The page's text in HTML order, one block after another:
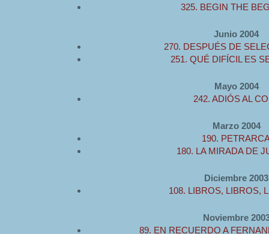
325. BEGIN THE
Junio 2004
270. DESPUÉS DE
251. QUÉ DIFÍCIL ES
Mayo 2004
242. ADIÓS AL
Marzo 2004
190.
180. LA MIRADA DE
Diciembre 2003
108. LIBROS, LIBROS,
Noviembre
89. EN RECUERDO A